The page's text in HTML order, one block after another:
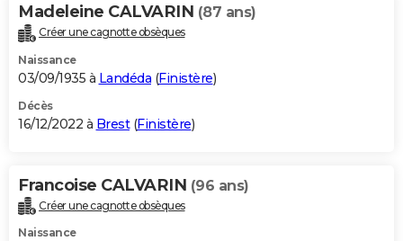
Madeleine CALVARIN (87 ans)
Créer une cagnotte obsèques
Naissance
03/09/1935 à Landéda (Finistère)
Décès
16/12/2022 à Brest(Finistère)
Francoise CALVARIN (96 ans)
Créer une cagnotte obsèques
Naissance